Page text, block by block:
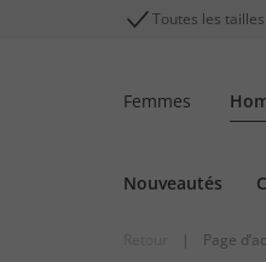
Toutes les
Femmes
Nouveautés
| Page